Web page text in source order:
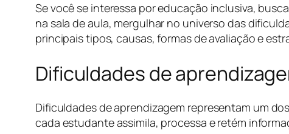
Se você se interessa por educação inclusiva,
na sala de aula, mergulhar no universo das
principais tipos, causas, formas de avaliação e
Dificuldades de
Dificuldades de aprendizagem representam um
cada estudante assimila, processa e retém